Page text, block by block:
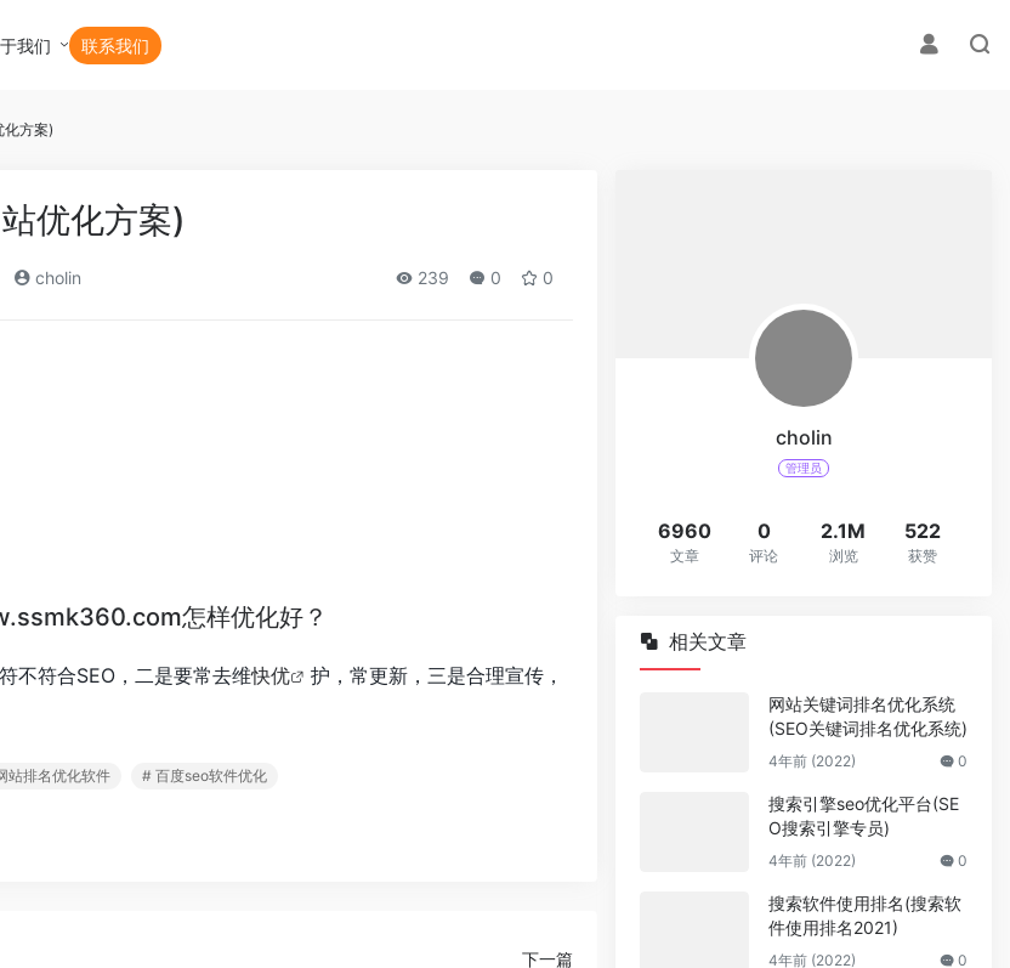
我们 联系我们
方案)
优化方案)
cholin 239 0 0
怎样优化好？
不符合SEO，二是要常去维快优
护，常更新，三是合理宣传，
站排名优化软件 # 百度seo软件优化
下一篇
cholin
管理员
6960
文章
0
评论
2.1M
浏览
522
获赞
相关文章
网站关键词排名优化系统
(SEO关键词排名优化系统)
4年前 (2022) 0
搜索引擎seo优化平台(SE
O搜索引擎专员)
4年前 (2022) 0
搜索软件使用排名(搜索软
件使用排名2021)
4年前 (2022) 0